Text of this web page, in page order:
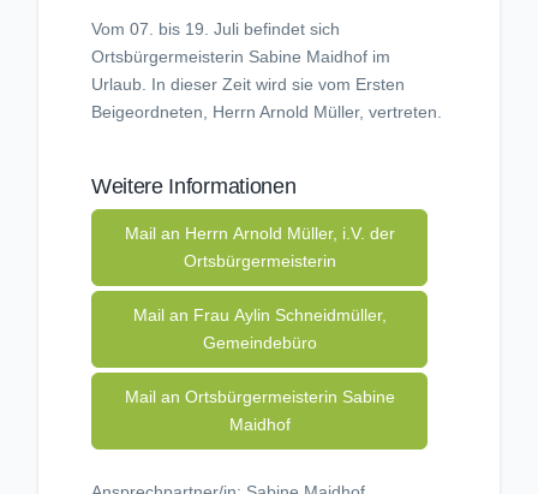
Vom 07. bis 19. Juli befindet sich
Ortsbürgermeisterin Sabine Maidhof im
Urlaub. In dieser Zeit wird sie vom Ersten
Beigeordneten, Herrn Arnold Müller, vertreten.
Weitere Informationen
Mail an Herrn Arnold Müller, i.V. der
Ortsbürgermeisterin
Mail an Frau Aylin Schneidmüller,
Gemeindebüro
Mail an Ortsbürgermeisterin Sabine
Maidhof